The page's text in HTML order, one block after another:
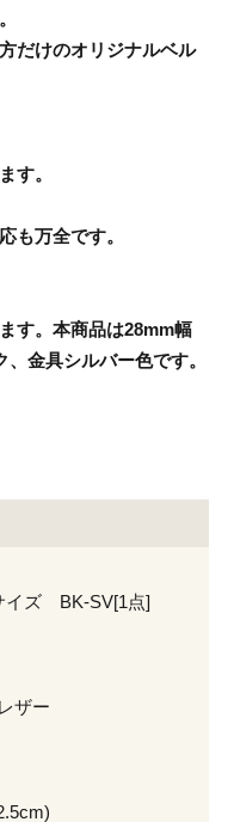
だけのオリジナルベル
す。
も万全です。
す。本商品は28mm幅
金具シルバー色です。
イズ BK-SV[1点]
ザー